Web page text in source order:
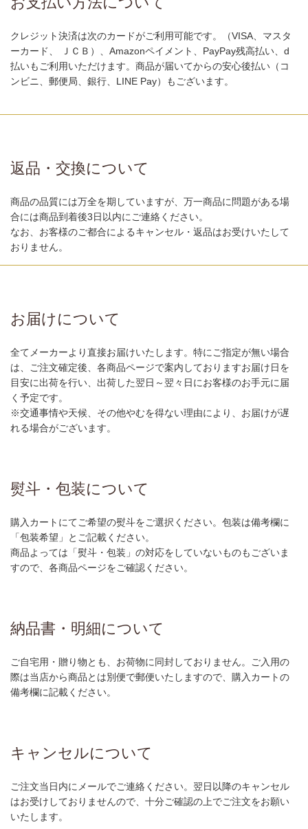
クレジット決済は次のカードがご利用可能です。（VISA、マスタ
ーカード、 ＪＣＢ）、Amazonペイメント、PayPay残高払い、d
払いもご利用いただけます。商品が届いてからの安心後払い（コ
ンビニ、郵便局、銀行、LINE Pay）もございます。
返品・交換について
商品の品質には万全を期していますが、万一商品に問題がある場
合には商品到着後3日以内にご連絡ください。
なお、お客様のご都合によるキャンセル・返品はお受けいたして
おりません。
お届けについて
全てメーカーより直接お届けいたします。特にご指定が無い場合
は、ご注文確定後、各商品ページで案内しておりますお届け日を
目安に出荷を行い、出荷した翌日～翌々日にお客様のお手元に届
く予定です。
※交通事情や天候、その他やむを得ない理由により、お届けが遅
れる場合がございます。
熨斗・包装について
購入カートにてご希望の熨斗をご選択ください。包装は備考欄に
「包装希望」とご記載ください。
商品よっては「熨斗・包装」の対応をしていないものもございま
すので、各商品ページをご確認ください。
納品書・明細について
ご自宅用・贈り物とも、お荷物に同封しておりません。ご入用の
際は当店から商品とは別便で郵便いたしますので、購入カートの
備考欄に記載ください。
キャンセルについて
ご注文当日内にメールでご連絡ください。翌日以降のキャンセル
はお受けしておりませんので、十分ご確認の上でご注文をお願い
いたします。